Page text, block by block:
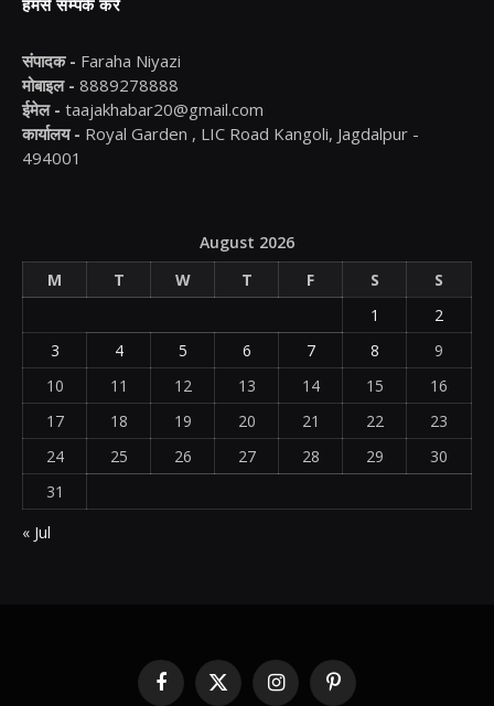
हमसे सम्पर्क करें
संपादक - Faraha Niyazi
मोबाइल - 8889278888
ईमेल - taajakhabar20@gmail.com
कार्यालय - Royal Garden , LIC Road Kangoli, Jagdalpur -
494001
August 2026
M
T W T F S
S
1
2
3
4 5 6 7 8
9
10
11 12 13 14 15
16
17
18 19 20 21 22
23
24
25 26 27 28 29
30
31
« Jul
Facebook
X
InstagramPinterest